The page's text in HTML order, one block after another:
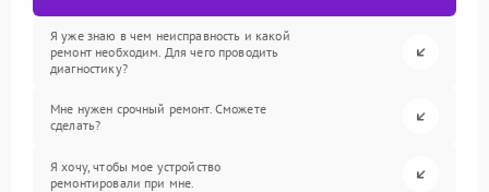
Я уже знаю в чем неисправность и какой
ремонт необходим. Для чего проводить
диагностику?
Мне нужен срочный ремонт. Сможете
сделать?
Я хочу, чтобы мое устройство
ремонтировали при мне.